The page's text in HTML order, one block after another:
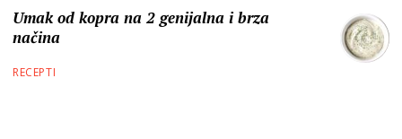
Umak od kopra na 2 genijalna i brza
načina
RECEPTI